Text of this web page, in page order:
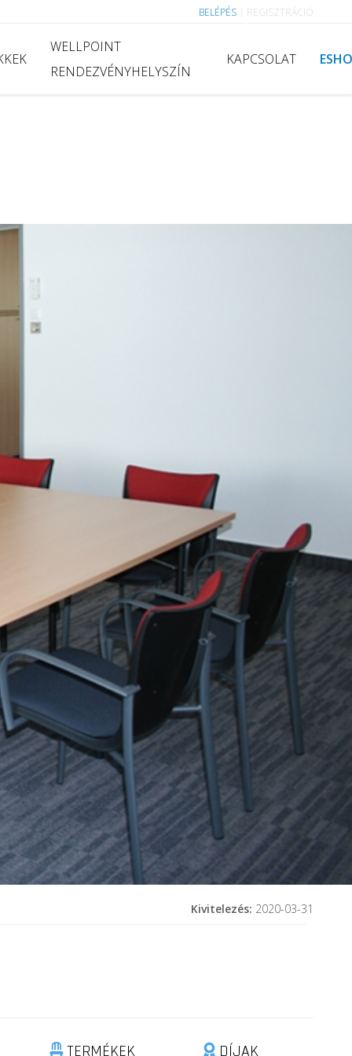
BELÉPÉS REGISZTRÁCIÓ
WELLPOINT
RENDEZVÉNYHELYSZÍN
KAPCSOLAT
Kivitelezés: 2020-03-31
TERMÉKEK DÍJAK